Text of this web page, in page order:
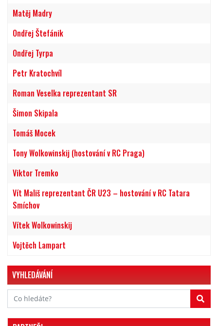
Matěj Madry
Ondřej Štefánik
Ondřej Tyrpa
Petr Kratochvíl
Roman Veselka reprezentant SR
Šimon Skipala
Tomáš Mocek
Tony Wolkowinskij (hostování v RC Praga)
Viktor Tremko
Vít Mališ reprezentant ČR U23 – hostování v RC Tatara
Smíchov
Vítek Wolkowinskij
Vojtěch Lampart
VYHLEDÁVÁNÍ